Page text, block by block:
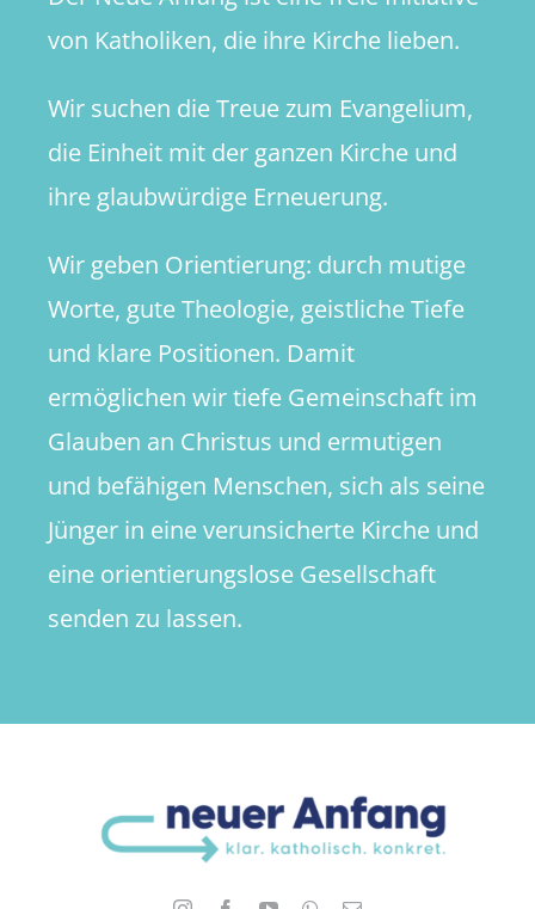
von Katholiken, die ihre Kirche lieben.
Wir suchen die Treue zum Evangelium,
die Einheit mit der ganzen Kirche und
ihre glaubwürdige Erneuerung.
Wir geben Orientierung: durch mutige
Worte, gute Theologie, geistliche Tiefe
und klare Positionen. Damit
ermöglichen wir tiefe Gemeinschaft im
Glauben an Christus und ermutigen
und befähigen Menschen, sich als seine
Jünger in eine verunsicherte Kirche und
eine orientierungslose Gesellschaft
senden zu lassen.